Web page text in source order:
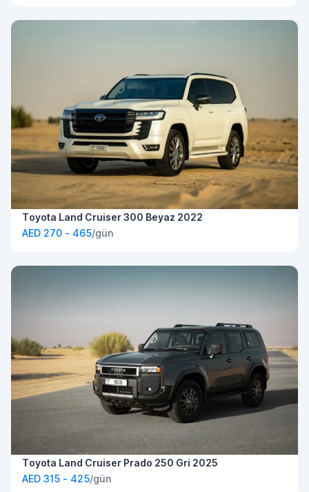
Toyota Land Cruiser 300 Beyaz 2022
AED 270 - 465/gün
Toyota Land Cruiser Prado 250 Gri 2025
AED 315 - 425/gün